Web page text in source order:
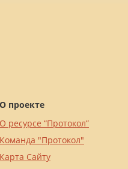
О проекте
О ресурсе “Протокол”
Команда "Протокол"
Карта Сайту